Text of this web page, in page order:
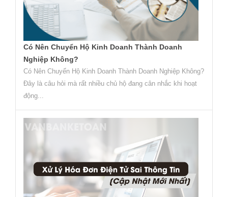
Có Nên Chuyển Hộ Kinh Doanh Thành Doanh
Nghiệp Không?
Có Nên Chuyển Hộ Kinh Doanh Thành Doanh Nghiệp Không?
Đây là câu hỏi mà rất nhiều chủ hộ đang cân nhắc khi hoạt
động...